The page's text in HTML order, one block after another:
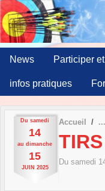
News Participer
infos pratiques
Du samedi
14
au dimanche
15
JUIN 2025
Accueil
Du samedi
Panneau de gestion des